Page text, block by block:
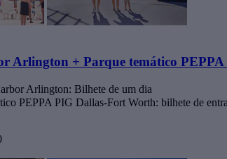
Arlington + Parque temático
Arlington: Bilhete de um dia
PEPPA PIG Dallas-Fort Worth: bilhete de